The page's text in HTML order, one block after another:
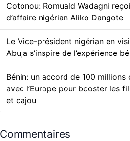
Cotonou: Romuald Wadagni
d’affaire nigérian Aliko Dangote
Le Vice-président nigérian en
Abuja s’inspire de l’expérience
Bénin: un accord de 100 millions
avec l’Europe pour booster les
et cajou
Commentaires